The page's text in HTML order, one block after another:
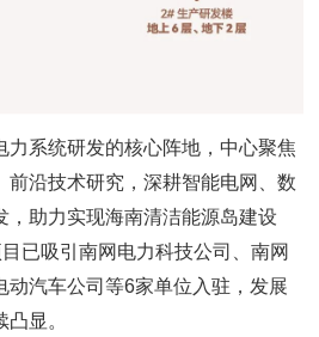
力系统研发的核心阵地，中心聚焦
前沿技术研究，深耕智能电网、数
，助力实现海南清洁能源岛建设
已吸引南网电力科技公司、南网
动汽车公司等6家单位入驻，发展
显。